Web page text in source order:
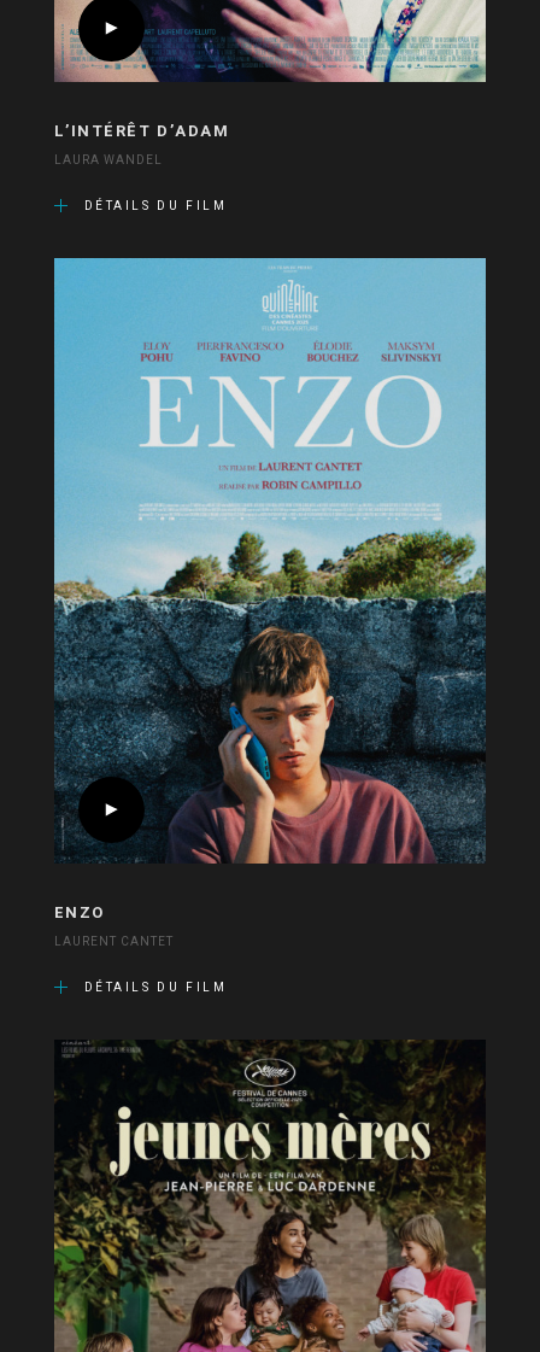
L’INTÉRÊT D’ADAM
LAURA WANDEL
DÉTAILS DU FILM
ENZO
LAURENT CANTET
DÉTAILS DU FILM